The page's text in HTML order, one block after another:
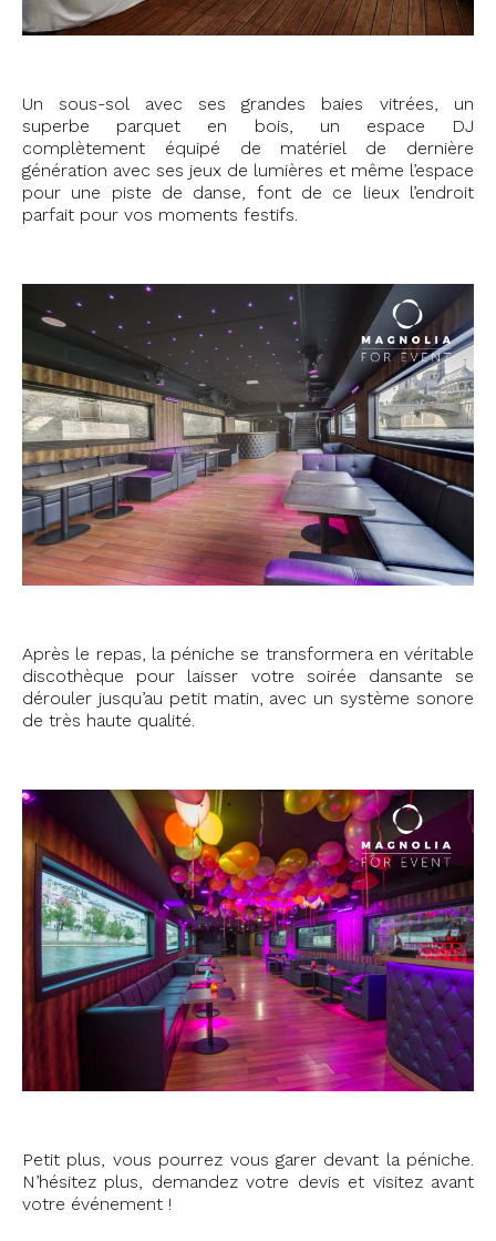
Un sous-sol avec ses grandes baies vitrées, un
superbe parquet en bois, un espace DJ
complètement équipé de matériel de dernière
génération avec ses jeux de lumières et même l’espace
pour une piste de danse, font de ce lieux l’endroit
parfait pour vos moments festifs.
Après le repas, la péniche se transformera en véritable
discothèque pour laisser votre soirée dansante se
dérouler jusqu’au petit matin, avec un système sonore
de très haute qualité.
Petit plus, vous pourrez vous garer devant la péniche.
N’hésitez plus, demandez votre devis et visitez avant
votre événement !